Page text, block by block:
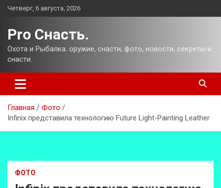
Перейти
Четверг, 6 августа, 2026
Pro Снасть.
Охота и Рыбалка: оружие, снасти, фото, новости, секреты и
снасти.
Главная
Фото
Infinix представила технологию Future Light-Painting Leather
ФОТО